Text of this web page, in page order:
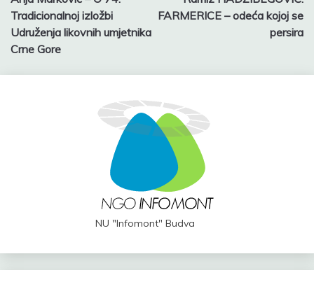
navigation
Tradicionalnoj izložbi
Udruženja likovnih umjetnika
Crne Gore
FARMERICE – odeća kojoj se
persira
NU "Infomont" Budva